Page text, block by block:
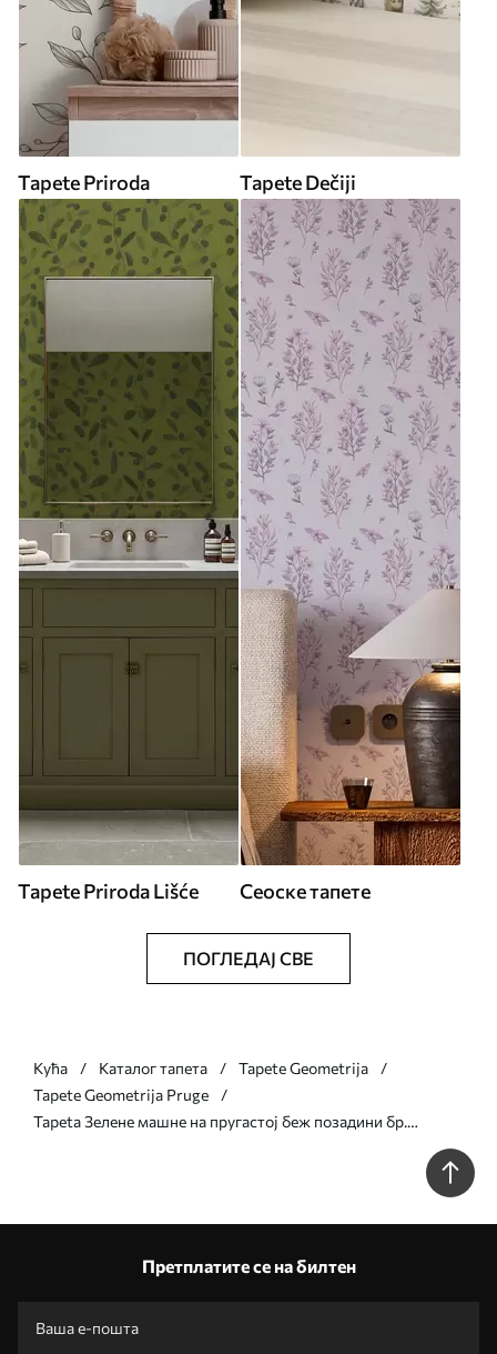
Tapete Priroda Tapete Dečiji
Tapete Priroda Lišće Сеоске тапете
ПОГЛЕДАЈ СВЕ
Кућа Каталог тапета
Tapete Geometrija
Tapete Geometrija Pruge
Tapeta Зелене машне на пругастој беж позадини бр.
Претплатите се на билтен